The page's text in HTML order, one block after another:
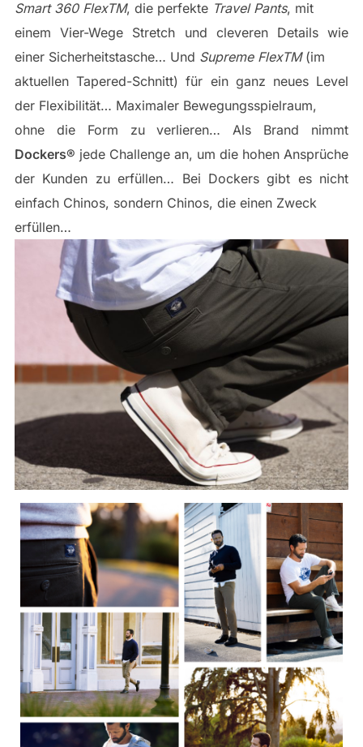
Smart 360 FlexTM, die perfekte Travel Pants, mit
einem Vier-Wege Stretch und cleveren Details wie
einer Sicherheitstasche… Und Supreme FlexTM(im
aktuellen Tapered-Schnitt) für ein ganz neues Level
der Flexibilität… Maximaler Bewegungsspielraum,
ohne die Form zu verlieren… Als Brand nimmt
Dockers® jede Challenge an, um die hohen Ansprüche
der Kunden zu erfüllen… Bei Dockers gibt es nicht
einfach Chinos, sondern Chinos, die einen Zweck
erfüllen…